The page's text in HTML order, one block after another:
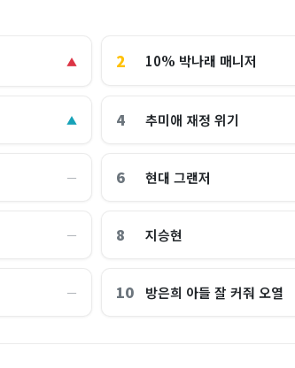
▲ 2 10% 박나래 매니저
▲ 4 추미애 재정 위기
― 6 현대 그랜저
― 8 지승현
― 10 방은희 아들 잘 커줘 오열